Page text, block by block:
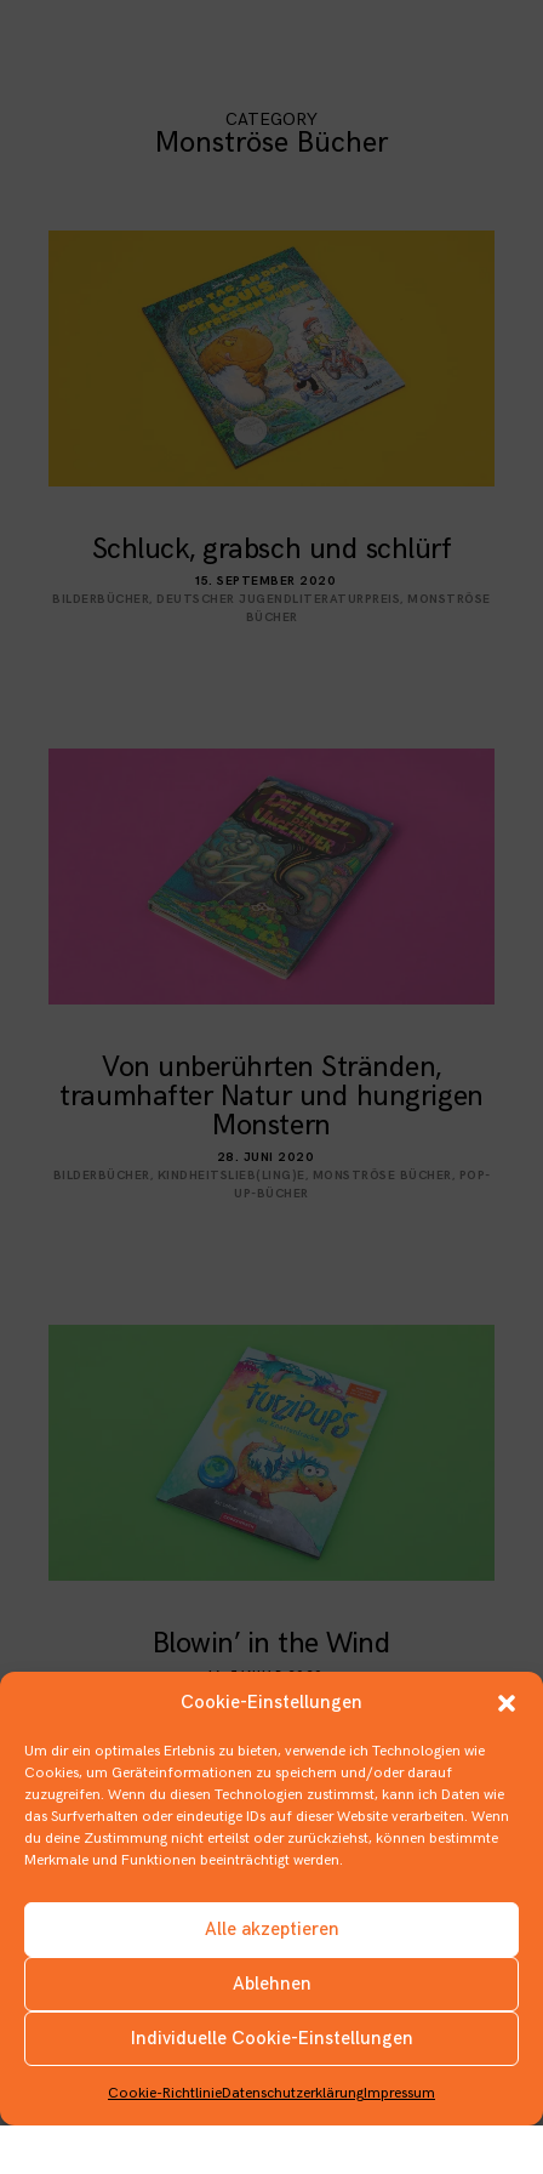
Cookie-Einstellungen
Um dir ein optimales Erlebnis zu bieten, verwende ich Technologien wie
Cookies, um Geräteinformationen zu speichern und/oder darauf
zuzugreifen. Wenn du diesen Technologien zustimmst, kann ich Daten wie
das Surfverhalten oder eindeutige IDs auf dieser Website verarbeiten. Wenn
du deine Zustimmung nicht erteilst oder zurückziehst, können bestimmte
Merkmale und Funktionen beeinträchtigt werden.
Alle akzeptieren
Ablehnen
Individuelle Cookie-Einstellungen
Cookie-RichtlinieDatenschutzerklärungImpressum
INSTAGRAM
CATEGORY
Monströse Bücher
Schluck, grabsch und schlürf
15. SEPTEMBER 2020
BILDERBÜCHER, DEUTSCHER JUGENDLITERATURPREIS, MONSTRÖSE
BÜCHER
Von unberührten Stränden,
traumhafter Natur und hungrigen
Monstern
28. JUNI 2020
BILDERBÜCHER , KINDHEITSLIEB(LING)E , MONSTRÖSE BÜCHER , POP-
UP-BÜCHER
Blowin’ in the Wind
16. JANUAR 2020
MONSTRÖSE BÜCHER UNTENRUM UND HINTENRAUS